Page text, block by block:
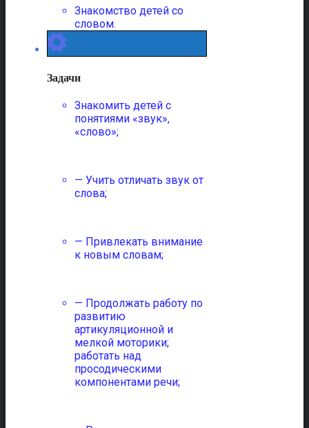
Знакомство детей со
словом.
Задачи
Знакомить детей с
понятиями «звук»,
«слово»;
— Учить отличать звук от
слова;
— Привлекать внимание
к новым словам;
— Продолжать работу по
развитию
артикуляционной и
мелкой моторики;
работать над
просодическими
компонентами речи;